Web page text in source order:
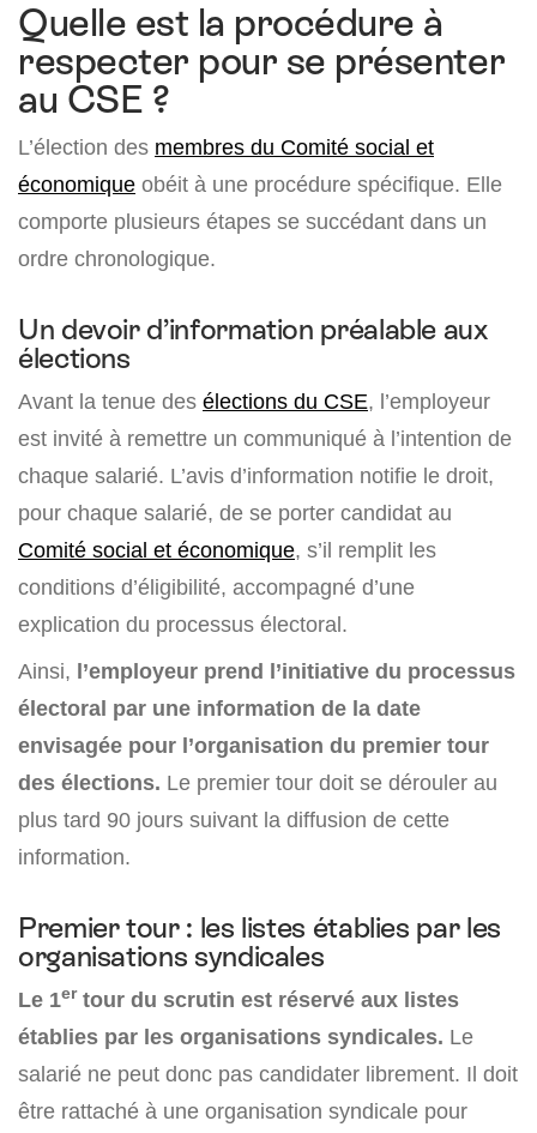
Quelle est la procédure à
respecter pour se présenter
au CSE ?
L’élection des membres du Comité social et
économique obéit à une procédure spécifique. Elle
comporte plusieurs étapes se succédant dans un
ordre chronologique.
Un devoir d’information préalable aux
élections
Avant la tenue des élections du CSE, l’employeur
est invité à remettre un communiqué à l’intention de
chaque salarié. L’avis d’information notifie le droit,
pour chaque salarié, de se porter candidat au
Comité social et économique, s’il remplit les
conditions d’éligibilité, accompagné d’une
explication du processus électoral.
Ainsi, l’employeur prend l’initiative du processus
électoral par une information de la date
envisagée pour l’organisation du premier tour
des élections. Le premier tour doit se dérouler au
plus tard 90 jours suivant la diffusion de cette
information.
Premier tour : les listes établies par les
organisations syndicales
Le 1ertour du scrutin est réservé aux listes
établies par les organisations syndicales. Le
salarié ne peut donc pas candidater librement. Il doit
être rattaché à une organisation syndicale pour